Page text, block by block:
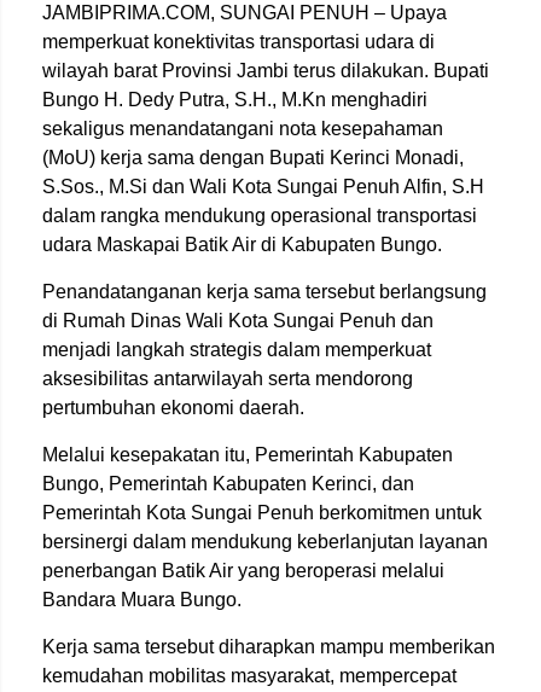
JAMBIPRIMA.COM, SUNGAI PENUH – Upaya
memperkuat konektivitas transportasi udara di
wilayah barat Provinsi Jambi terus dilakukan. Bupati
Bungo H. Dedy Putra, S.H., M.Kn menghadiri
sekaligus menandatangani nota kesepahaman
(MoU) kerja sama dengan Bupati Kerinci Monadi,
S.Sos., M.Si dan Wali Kota Sungai Penuh Alfin, S.H
dalam rangka mendukung operasional transportasi
udara Maskapai Batik Air di Kabupaten Bungo.
Penandatanganan kerja sama tersebut berlangsung
di Rumah Dinas Wali Kota Sungai Penuh dan
menjadi langkah strategis dalam memperkuat
aksesibilitas antarwilayah serta mendorong
pertumbuhan ekonomi daerah.
Melalui kesepakatan itu, Pemerintah Kabupaten
Bungo, Pemerintah Kabupaten Kerinci, dan
Pemerintah Kota Sungai Penuh berkomitmen untuk
bersinergi dalam mendukung keberlanjutan layanan
penerbangan Batik Air yang beroperasi melalui
Bandara Muara Bungo.
Kerja sama tersebut diharapkan mampu memberikan
kemudahan mobilitas masyarakat, mempercepat